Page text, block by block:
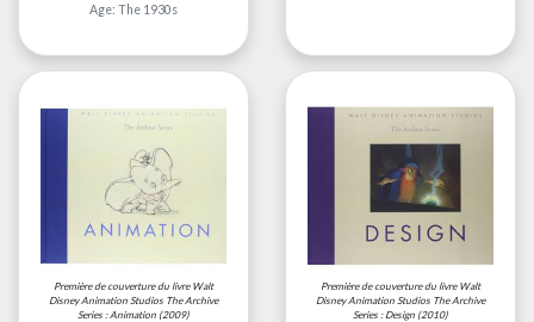
Age: The 1930s
Première de couverture du livre Walt
Disney Animation Studios The Archive
Series : Animation (2009)
Première de couverture du livre Walt
Disney Animation Studios The Archive
Series : Design (2010)